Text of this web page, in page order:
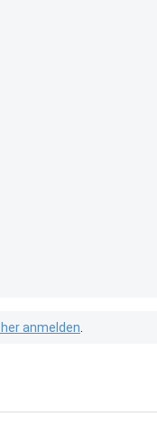
anmelden